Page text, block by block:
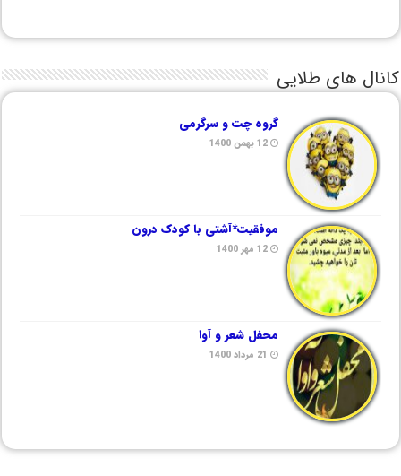
کانال های طلایی
گروه چت و سرگرمی
12 بهمن 1400
موفقیت*آشتی با کودک درون
12 مهر 1400
محفل شعر و آوا
21 مرداد 1400